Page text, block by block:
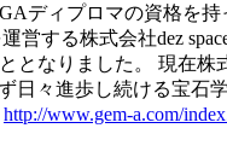
ディプロマの資格
する株式会社dez
なりました。 現在株
々進歩し続ける宝石
http://www.gem-a.com/